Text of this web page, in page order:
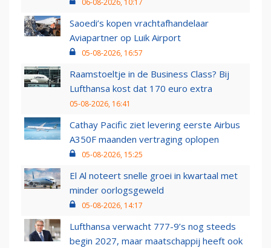
Saoedi’s kopen vrachtafhandelaar
Aviapartner op Luik Airport
05-08-2026, 16:57
Raamstoeltje in de Business Class? Bij
Lufthansa kost dat 170 euro extra
05-08-2026, 16:41
Cathay Pacific ziet levering eerste Airbus
A350F maanden vertraging oplopen
05-08-2026, 15:25
El Al noteert snelle groei in kwartaal met
minder oorlogsgeweld
05-08-2026, 14:17
Lufthansa verwacht 777-9’s nog steeds
begin 2027, maar maatschappij heeft ook